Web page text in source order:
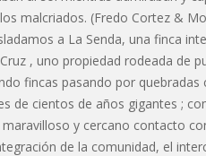
malcriados. (Fredo Cortez &
a La Senda, una finca
, uno propiedad rodeada de
fincas pasando por
de cientos de años gigantes ;
y cercano contacto
de la comunidad, el